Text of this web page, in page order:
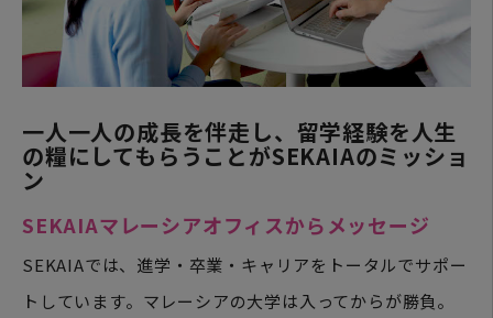
一人一人の成長を伴走し、留学経験を人生
の糧にしてもらうことがSEKAIAのミッショ
ン
SEKAIAマレーシアオフィスからメッセージ
SEKAIAでは、進学・卒業・キャリアをトータルでサポー
トしています。マレーシアの大学は入ってからが勝負。